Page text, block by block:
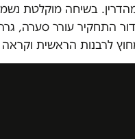
בשיחה מוקלטת
התחקיר עורר סערה, גרר
לרבנות הראשית וקראה